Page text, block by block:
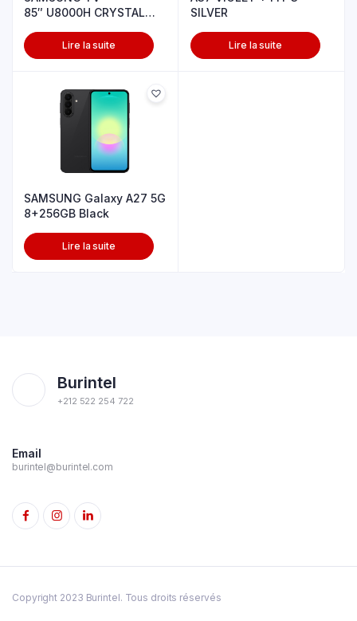
85″ U8000H CRYSTAL
Lire la suite
SILVER
Lire la suite
SAMSUNG Galaxy A27 5G
8+256GB Black
Lire la suite
Burintel
+212 522 254 722
Email
burintel@burintel.com
Copyright 2023 Burintel. Tous droits réservés